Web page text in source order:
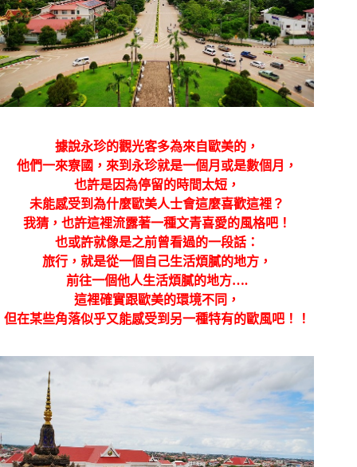
據說永珍的觀光客多為來自歐美的，
他們一來寮國，來到永珍就是一個月或是數個月，
也許是因為停留的時間太短，
未能感受到為什麼歐美人士會這麼喜歡這裡？
我猜，也許這裡流露著一種文青喜愛的風格吧！
也或許就像是之前曾看過的一段話：
旅行，就是從一個自己生活煩膩的地方，
前往一個他人生活煩膩的地方….
這裡確實跟歐美的環境不同，
但在某些角落似乎又能感受到另一種特有的歐風吧！！